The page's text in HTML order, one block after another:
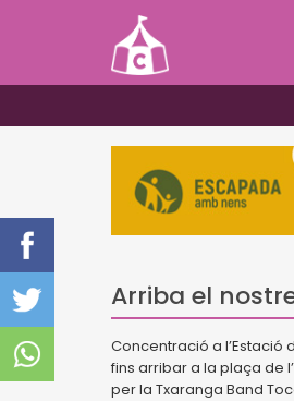
Arriba el
Concentració a
fins arribar a la plaça de
per la Txaranga Band